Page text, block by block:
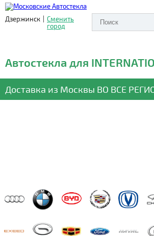
Дзержинск | Сменить
город
Автостекла для
Доставка из Москвы ВО ВСЕ